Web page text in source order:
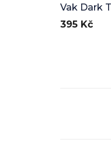
Vak Dark
395 Kč